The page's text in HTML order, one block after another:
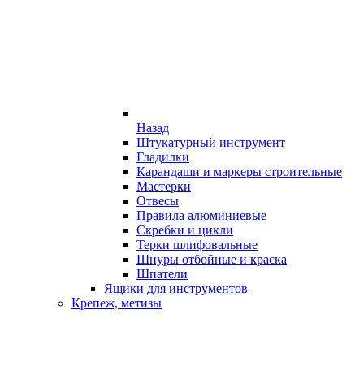
Назад
Штукатурный инструмент
Гладилки
Карандаши и маркеры строительные
Мастерки
Отвесы
Правила алюминиевые
Скребки и цикли
Терки шлифовальные
Шнуры отбойные и краска
Шпатели
Ящики для инструментов
Крепеж, метизы